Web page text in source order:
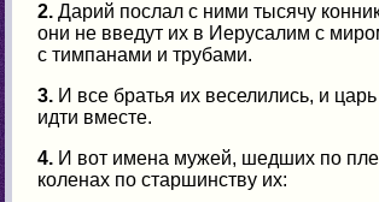
2. Дарий послал с ними тысячу
они не введут их в Иерусалим с
с тимпанами и трубами.
3. И все братья их веселились, и
идти вместе.
4. И вот имена мужей, шедших по
коленах по старшинству их: